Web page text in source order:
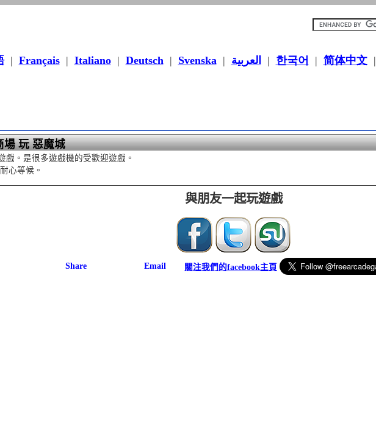
| Français| Italiano| Deutsch| Svenska| العربية | 한국어 | 简体中文|
場 玩 惡魔城
戲。是很多遊戲機的受歡迎遊戲。
心等候。
與朋友一起玩遊戲
關注我們的facebook主頁